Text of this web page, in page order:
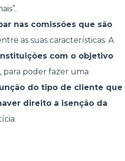
nas comissões que são
as suas características. A
com o objetivo
, para poder fazer uma
do tipo de cliente que
direito a isenção da